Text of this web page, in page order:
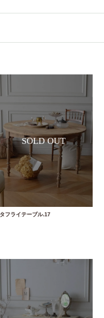
フライテーブル.17